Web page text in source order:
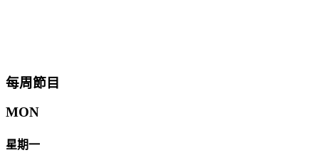
每周節目
MON
星期一